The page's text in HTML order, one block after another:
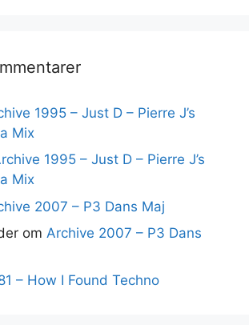
1995 – Just D – Pierre J’s
Mix
1995 – Just D – Pierre J’s
Mix
2007 – P3 Dans Maj
om Archive 2007 – P3 Dans
– How I Found Techno